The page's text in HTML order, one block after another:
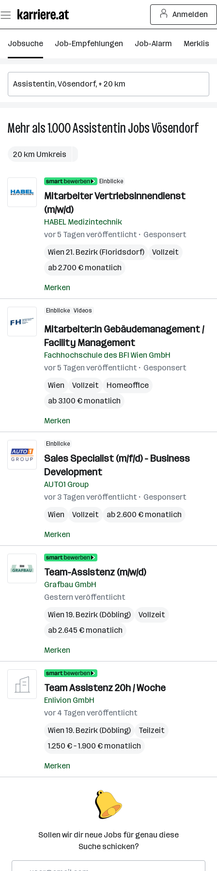
Seiteninhalt
springen
Anmelden
Jobsuche Job-Empfehlungen Job-Alarm Merkliste
Mehr als 1.000AssistentinJobsVösendorfMehr
20 km Umkreis
Einblicke
Mitarbeiter Vertriebsinnendienst
(m/w/d)
HABEL Medizintechnik
vor 5 Tagen veröffentlicht
Gesponsert
Wien 21. Bezirk (Floridsdorf)
Vollzeit
ab 2.700 € monatlich
Merken
Einblicke Videos
Mitarbeiter:in Gebäudemanagement /
Facility Management
Fachhochschule des BFI Wien GmbH
vor 5 Tagen veröffentlicht
Gesponsert
Wien
Vollzeit
Homeoffice
ab 3.100 € monatlich
Merken
Einblicke
Sales Specialist (m/f/d) - Business
Development
AUTO1 Group
vor 3 Tagen veröffentlicht
Gesponsert
Wien
Vollzeit ab 2.600 € monatlich
Merken
Team-Assistenz (m/w/d)
Grafbau GmbH
Gestern veröffentlicht
Wien 19. Bezirk (Döbling)
Vollzeit
ab 2.645 € monatlich
Merken
Team Assistenz 20h / Woche
Enlivion GmbH
vor 4 Tagen veröffentlicht
Wien 19. Bezirk (Döbling)
Teilzeit
1.250 € – 1.900 € monatlich
Merken
Sollen wir dir neue Jobs für genau diese
Suche schicken?